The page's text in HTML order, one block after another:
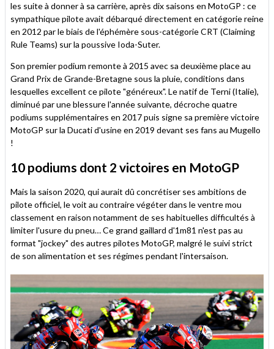
les suite à donner à sa carrière, après dix saisons en MotoGP : ce
sympathique pilote avait débarqué directement en catégorie reine
en 2012 par le biais de l'éphémère sous-catégorie CRT (Claiming
Rule Teams) sur la poussive Ioda-Suter.
Son premier podium remonte à 2015 avec sa deuxième place au
Grand Prix de Grande-Bretagne sous la pluie, conditions dans
lesquelles excellent ce pilote "généreux". Le natif de Terni (Italie),
diminué par une blessure l'année suivante, décroche quatre
podiums supplémentaires en 2017 puis signe sa première victoire
MotoGP sur la Ducati d'usine en 2019 devant ses fans au Mugello
!
10 podiums dont 2 victoires en MotoGP
Mais la saison 2020, qui aurait dû concrétiser ses ambitions de
pilote officiel, le voit au contraire végéter dans le ventre mou
classement en raison notamment de ses habituelles difficultés à
limiter l'usure du pneu… Ce grand gaillard d'1m81 n'est pas au
format "jockey" des autres pilotes MotoGP, malgré le suivi strict
de son alimentation et ses régimes pendant l'intersaison.